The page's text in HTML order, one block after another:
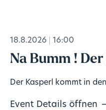
18.8.2026 16:00
Na Bumm !
Der Kasperl kommt in
Event Details öffnen